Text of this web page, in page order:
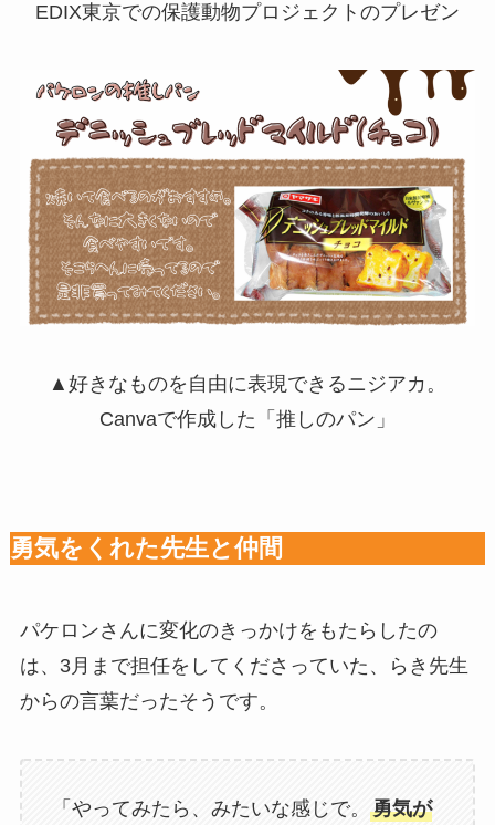
EDIX東京での保護動物プロジェクトのプレゼン
▲好きなものを自由に表現できるニジアカ。
Canvaで作成した「推しのパン」
勇気をくれた先生と仲間
パケロンさんに変化のきっかけをもたらしたの
は、3月まで担任をしてくださっていた、らき先生
からの言葉だったそうです。
「やってみたら、みたいな感じで。 勇気が